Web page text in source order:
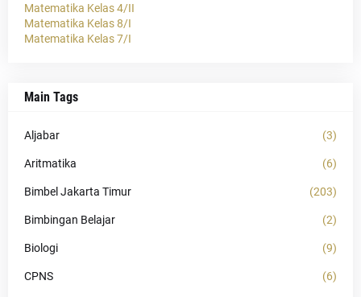
Matematika Kelas 4/II
Matematika Kelas 8/I
Matematika Kelas 7/I
Main Tags
Aljabar (3)
Aritmatika (6)
Bimbel Jakarta Timur (203)
Bimbingan Belajar (2)
Biologi (9)
CPNS (6)